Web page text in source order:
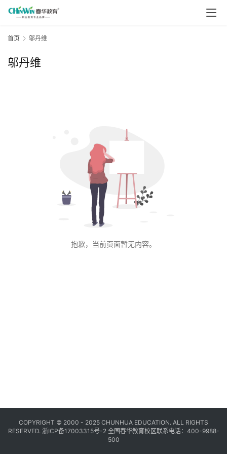
首页 邬丹维
邬丹维
抱歉，当前页面暂无内容。
COPYRIGHT © 2000 - 2025 CHUNHUA EDUCATION. ALL RIGHTS
RESERVED. 浙ICP备17003315号-2全国春华教育校区联系电话：400-9988-
500